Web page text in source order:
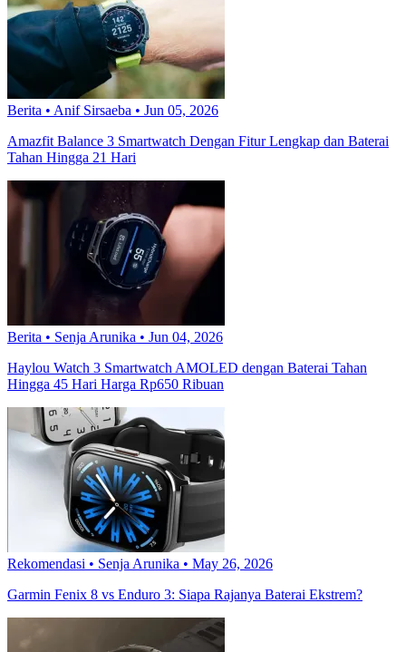
Berita • Anif Sirsaeba • Jun 05, 2026
Amazfit Balance 3 Smartwatch Dengan Fitur Lengkap dan Baterai
Tahan Hingga 21 Hari
Berita • Senja Arunika • Jun 04, 2026
Haylou Watch 3 Smartwatch AMOLED dengan Baterai Tahan
Hingga 45 Hari Harga Rp650 Ribuan
Rekomendasi • Senja Arunika • May 26, 2026
Garmin Fenix 8 vs Enduro 3: Siapa Rajanya Baterai Ekstrem?